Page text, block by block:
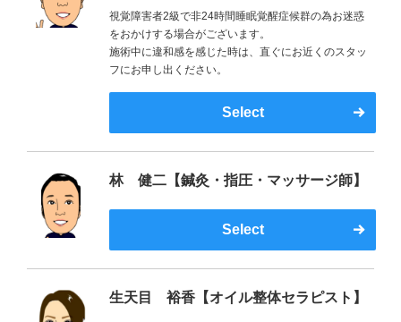
視覚障害者2級で非24時間睡眠覚醒症候群の為お迷惑
をおかけする場合がございます。
施術中に違和感を感じた時は、直ぐにお近くのスタッ
フにお申し出ください。
Select
林 健二【鍼灸・指圧・マッサージ師】
Select
生天目 裕香【オイル整体セラピスト】